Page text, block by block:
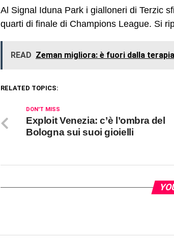
Al Signal Iduna Park i gialloneri di Terzic
quarti di finale di Champions League. Si
READ Zeman migliora: è fuori dalla
RELATED TOPICS:
DON'T MISS
Exploit Venezia: c’è l’ombra del
Bologna sui suoi gioielli